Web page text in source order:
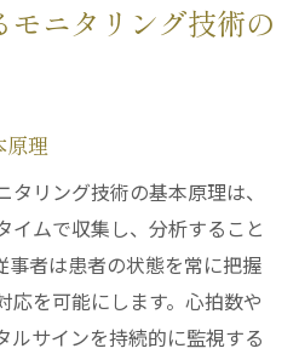
ング技術の法律と規制
宅医療の新しい可能性
予防医療
対応の重要性
ナライズ化
すコスト削減効果
バルな潮流
ニタリング技術の
原理
リング技術の基本原理は、
イムで収集し、分析すること
事者は患者の状態を常に把握
応を可能にします。心拍数や
ルサインを持続的に監視する